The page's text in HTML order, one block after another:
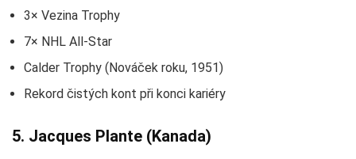
3× Vezina Trophy
7× NHL All-Star
Calder Trophy (Nováček roku, 1951)
Rekord čistých kont při konci kariéry
5. Jacques Plante (Kanada)